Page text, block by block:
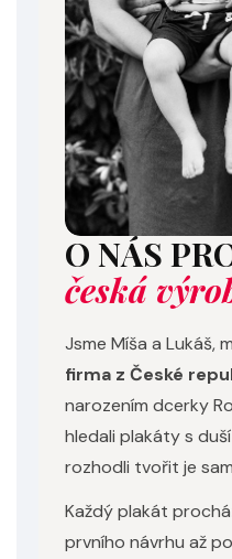
O NÁS
česká
Jsme Míša a Lukáš,
firma z České
narozením dcerky
hledali plakáty s
rozhodli tvořit je
Každý plakát
prvního návrhu až